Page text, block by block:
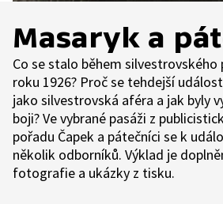
Masaryk a
Co se stalo během
roku 1926? Proč se tehdejší
jako silvestrovská aféra a jak byly
boji? Ve vybrané pasáži z
pořadu Čapek a pátečníci se k
několik odborníků. Výklad je
fotografie a ukázky z tisku.